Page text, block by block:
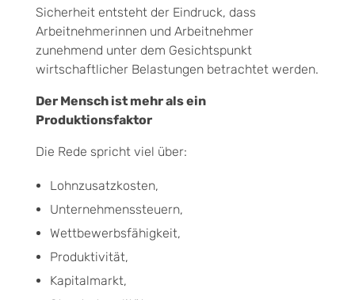
Sicherheit entsteht der Eindruck, dass
Arbeitnehmerinnen und Arbeitnehmer
zunehmend unter dem Gesichtspunkt
wirtschaftlicher Belastungen betrachtet werden.
Der Mensch ist mehr als ein
Produktionsfaktor
Die Rede spricht viel über:
Lohnzusatzkosten,
Unternehmenssteuern,
Wettbewerbsfähigkeit,
Produktivität,
Kapitalmarkt,